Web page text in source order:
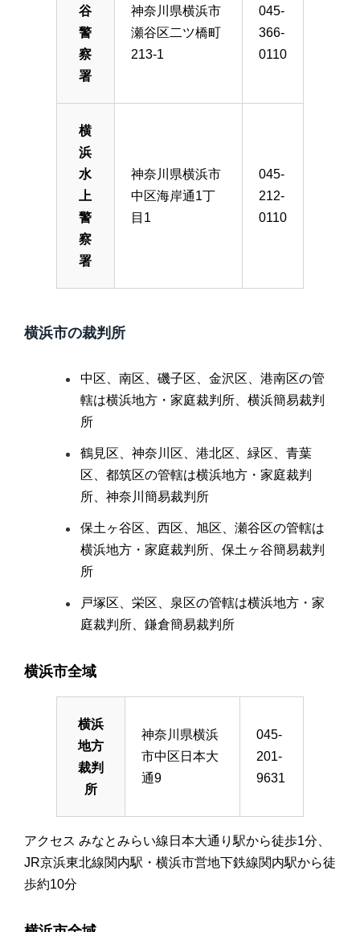
谷
警
察
署
神奈川県横浜市
瀬谷区二ツ橋町
213-1
045-
366-
0110
横
浜
水
上
警
察
署
神奈川県横浜市
中区海岸通1丁
目1
045-
212-
0110
横浜市の裁判所
中区、南区、磯子区、金沢区、港南区の管
轄は横浜地方・家庭裁判所、横浜簡易裁判
所
鶴見区、神奈川区、港北区、緑区、青葉
区、都筑区の管轄は横浜地方・家庭裁判
所、神奈川簡易裁判所
保土ヶ谷区、西区、旭区、瀬谷区の管轄は
横浜地方・家庭裁判所、保土ヶ谷簡易裁判
所
戸塚区、栄区、泉区の管轄は横浜地方・家
庭裁判所、鎌倉簡易裁判所
横浜市全域
横浜
地方
裁判
所
神奈川県横浜
市中区日本大
通9
045-
201-
9631
アクセス みなとみらい線日本大通り駅から徒歩1分、
JR京浜東北線関内駅・横浜市営地下鉄線関内駅から徒
歩約10分